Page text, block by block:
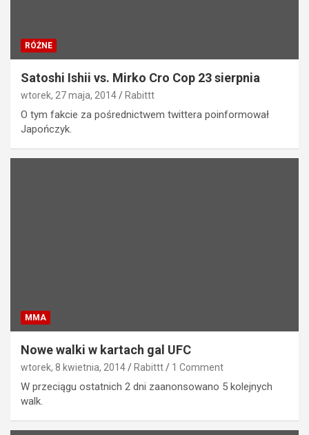
RÓŻNE
Satoshi Ishii vs. Mirko Cro Cop 23 sierpnia
wtorek, 27 maja, 2014 Rabittt
O tym fakcie za pośrednictwem twittera poinformował
Japończyk.
MMA
Nowe walki w kartach gal UFC
wtorek, 8 kwietnia, 2014 Rabittt 1 Comment
W przeciągu ostatnich 2 dni zaanonsowano 5 kolejnych
walk.